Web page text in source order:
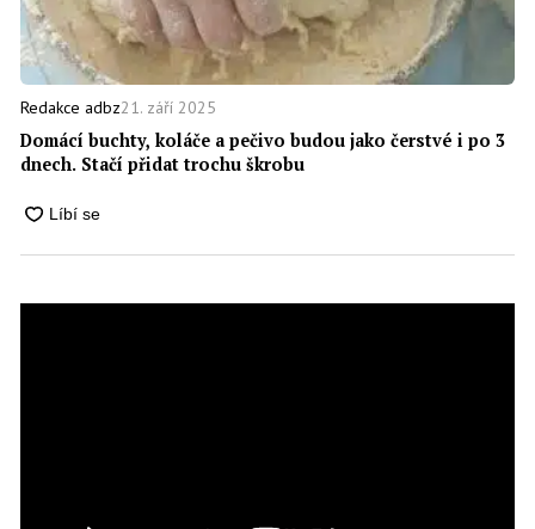
Redakce adbz21. září 2025
Domácí buchty, koláče a pečivo budou jako čerstvé i po 3
dnech. Stačí přidat trochu škrobu